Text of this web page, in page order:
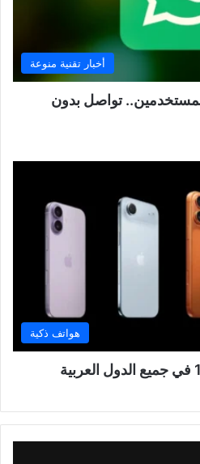
أخبار تقنية منوعة
تواصل بدون
هواتف ذكية